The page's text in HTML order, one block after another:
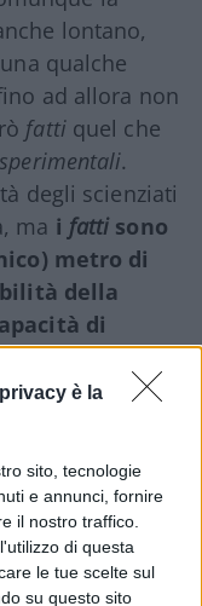
è la
sito, tecnologie
e annunci, fornire
il nostro traffico.
di questa
le tue scelte sul
su questo sito
lontano,
qualche
ad allora non
fattiquel che
.
degli scienziati
ma i fattisono
metro di
della
di
.
nacque,
delfattoche
colfatto